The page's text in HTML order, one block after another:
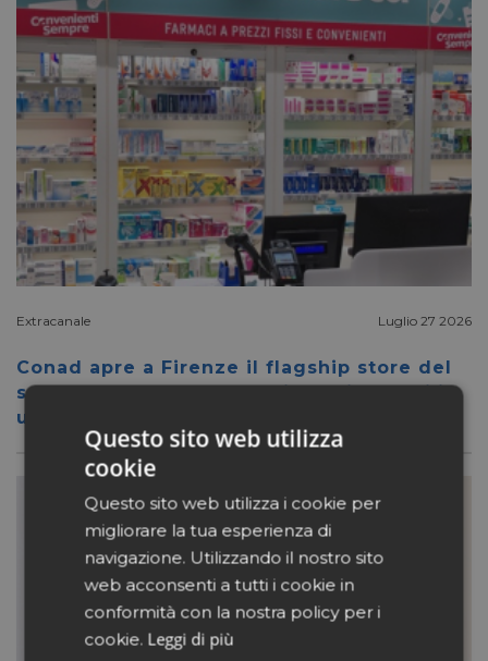
Extracanale Luglio 27 2026
Conad apre a Firenze il flagship store del
suo nuovo format Benessity: sei negozi in
uno, parafarmacia compresa
Questo sito web utilizza
cookie
Questo sito web utilizza i cookie per
migliorare la tua esperienza di
navigazione. Utilizzando il nostro sito
web acconsenti a tutti i cookie in
conformità con la nostra policy per i
cookie. Leggi di più